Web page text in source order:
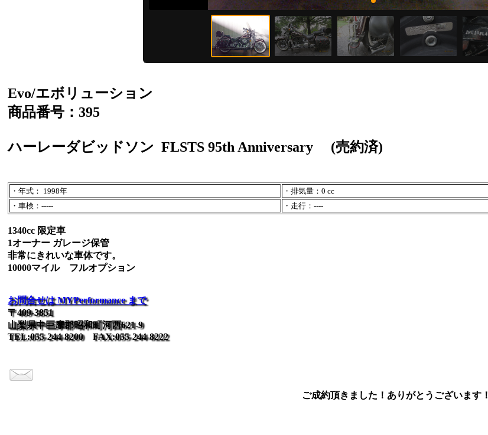
Evo/エボリューション
商品番号：395
ハーレーダビッドソン FLSTS 95th Anniversary (売約済)
・年式： 1998年
・排気量：0 cc
・車検：-----
・走行：----
1340cc 限定車
1オーナー ガレージ保管
非常にきれいな車体です。
10000マイル フルオプション
お問合せは MYPerformance まで
〒409-3851
山梨県中巨摩郡昭和町河西621-9
TEL:055-244-8200 FAX:055-244-8222
ご成約頂きました！ありがとうございます！